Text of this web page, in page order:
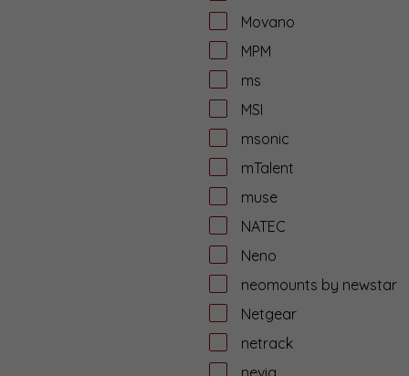
Movano
MPM
ms
MSI
msonic
mTalent
muse
NATEC
Neno
neomounts by newstar
Netgear
netrack